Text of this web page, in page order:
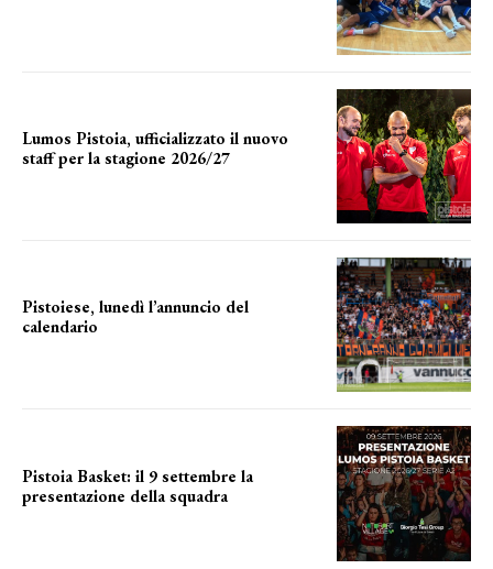
Lumos Pistoia, ufficializzato il nuovo
staff per la stagione 2026/27
Pistoiese, lunedì l’annuncio del
calendario
Pistoia Basket: il 9 settembre la
presentazione della squadra